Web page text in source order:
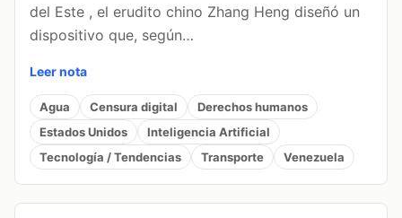
del Este , el erudito chino Zhang Heng diseñó un
dispositivo que, según…
Leer nota
Agua Censura digital
Derechos humanos
Estados Unidos
Inteligencia Artificial
Tecnología / Tendencias
Transporte Venezuela